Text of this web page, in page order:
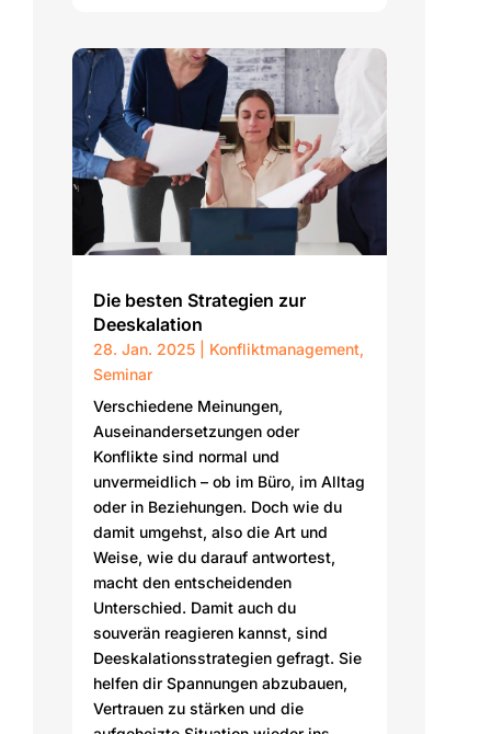
Die besten Strategien zur
Deeskalation
28. Jan. 2025| Konfliktmanagement,
Seminar
Verschiedene Meinungen,
Auseinandersetzungen oder
Konflikte sind normal und
unvermeidlich – ob im Büro, im Alltag
oder in Beziehungen. Doch wie du
damit umgehst, also die Art und
Weise, wie du darauf antwortest,
macht den entscheidenden
Unterschied. Damit auch du
souverän reagieren kannst, sind
Deeskalationsstrategien gefragt. Sie
helfen dir Spannungen abzubauen,
Vertrauen zu stärken und die